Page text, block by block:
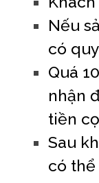
Nếu
có
Quá
nhận
tiền
Sau
có